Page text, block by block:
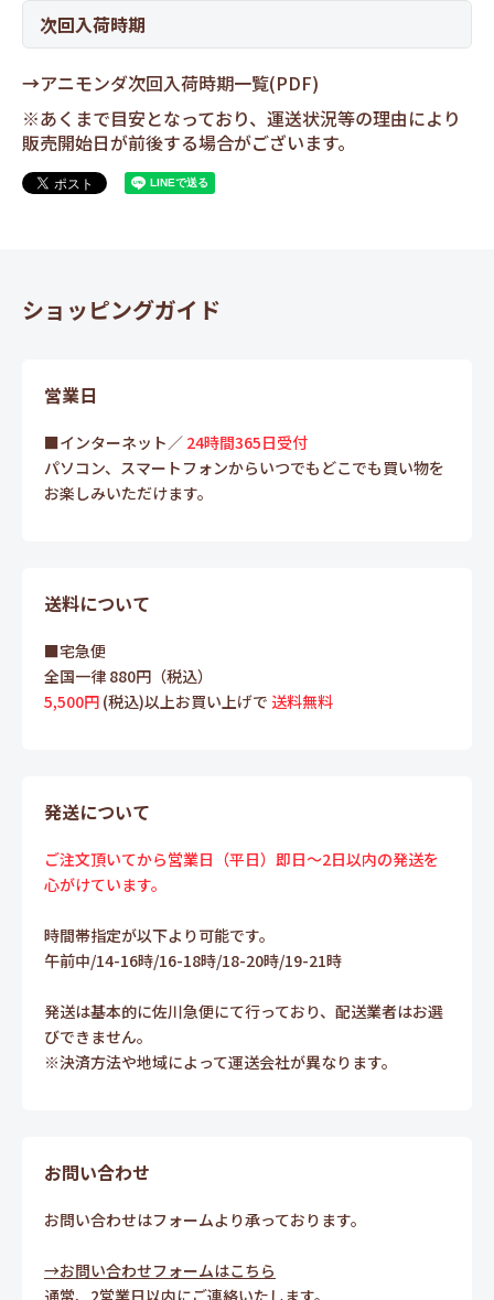
次回入荷時期
→アニモンダ次回入荷時期一覧(PDF)
※あくまで目安となっており、運送状況等の理由により
販売開始日が前後する場合がございます。
ショッピングガイド
営業日
■インターネット／ 24時間365日受付
パソコン、スマートフォンからいつでもどこでも買い物を
お楽しみいただけます。
送料について
■宅急便
全国一律 880円（税込）
5,500円 (税込)以上お買い上げで 送料無料
発送について
ご注文頂いてから営業日（平日）即日～2日以内の発送を
心がけています。
時間帯指定が以下より可能です。
午前中/14-16時/16-18時/18-20時/19-21時
発送は基本的に佐川急便にて行っており、配送業者はお選
びできません。
※決済方法や地域によって運送会社が異なります。
お問い合わせ
お問い合わせはフォームより承っております。
→お問い合わせフォームはこちら